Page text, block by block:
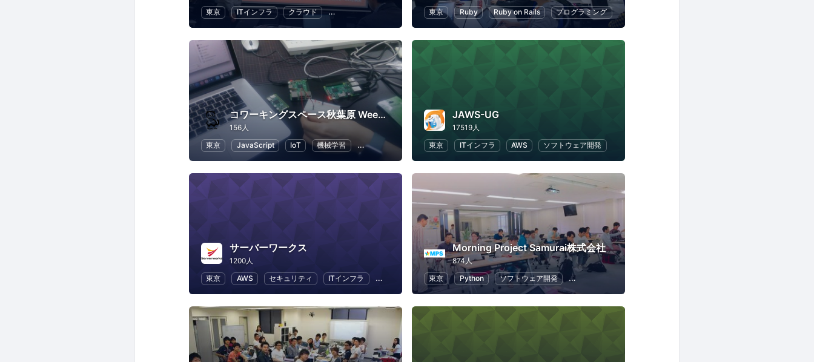
東京
ITインフラ クラウド 地域経済と地域社会 DX 東京
Ruby Ruby on Rails プログラミング
コワーキングスペース秋葉原 Weeyble
156人
東京
JavaScript IoT 機械学習 Python 人工知能
JAWS-UG
17519人
東京
ITインフラ AWS ソフトウェア開発
サーバーワークス
1200人
東京
AWS セキュリティ ITインフラ IoT ビジネス
Morning Project Samurai株式会社
874人
東京
Python ソフトウェア開発 機械学習